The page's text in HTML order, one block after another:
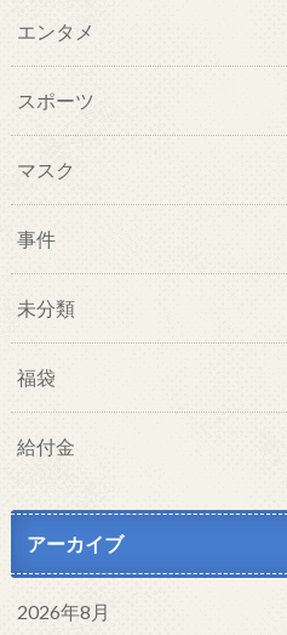
エンタメ
スポーツ
マスク
事件
未分類
福袋
給付金
アーカイブ
2026年8月